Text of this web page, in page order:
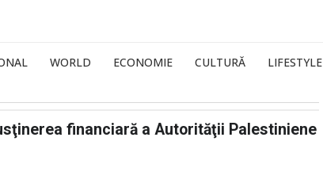
WORLD ECONOMIE CULTURĂ LIFESTYLE
financiară a Autorităţii Palestiniene